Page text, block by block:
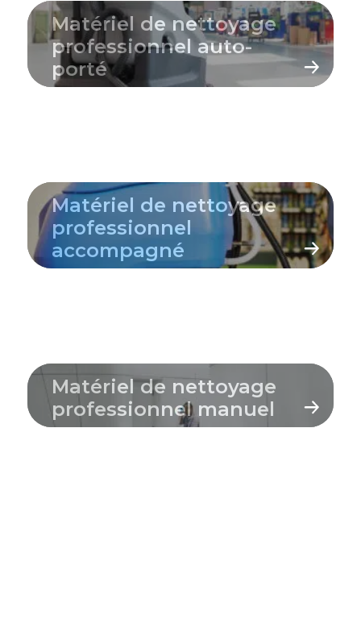
Matériel de nettoyage
professionnel auto-
porté
Matériel de nettoyage
professionnel
accompagné
Matériel de nettoyage
professionnel manuel